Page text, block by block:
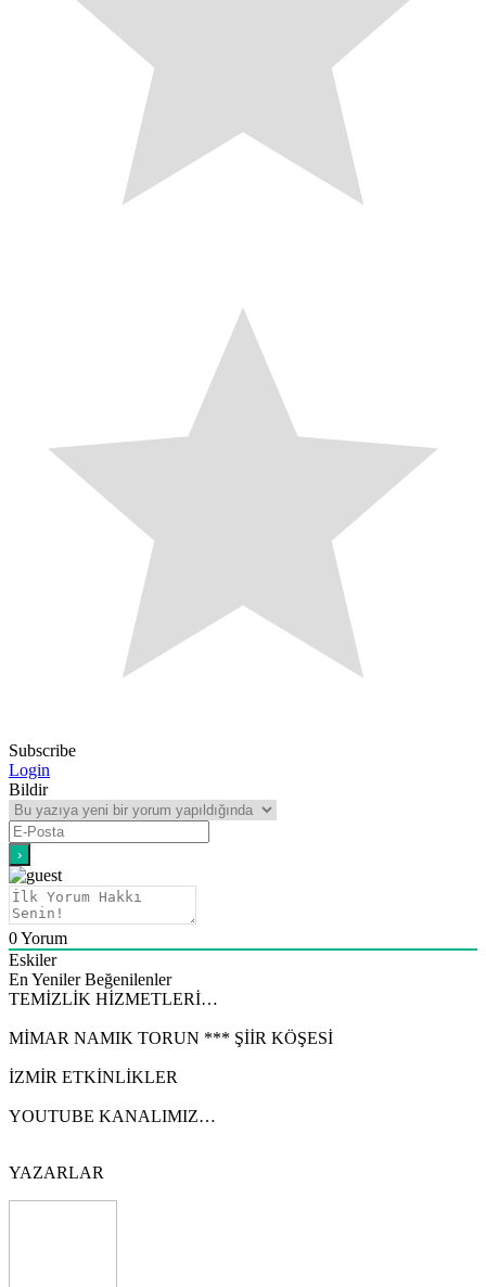
Subscribe
Login
Bildir
0Yorum
Eskiler
En Yeniler Beğenilenler
TEMİZLİK HİZMETLERİ…
MİMAR NAMIK TORUN *** ŞİİR KÖŞESİ
İZMİR ETKİNLİKLER
YOUTUBE KANALIMIZ…
YAZARLAR